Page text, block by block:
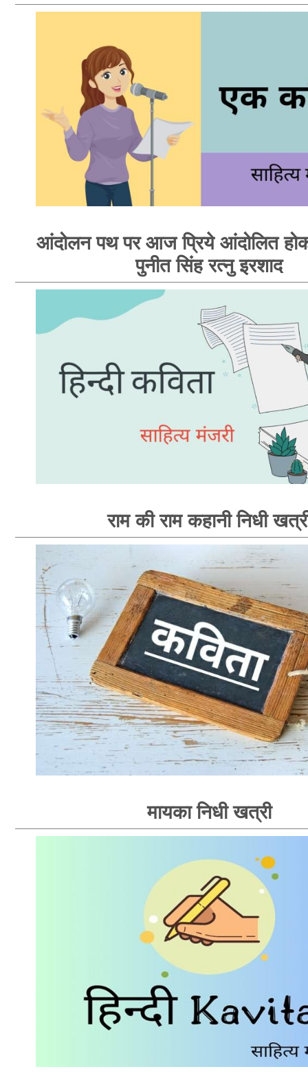
आंदोलन पथ पर आज प्रिये आंदोलित
पुनीत सिंह रत्नु इरशाद
राम की राम कहानी निधी
मायका निधी खत्री